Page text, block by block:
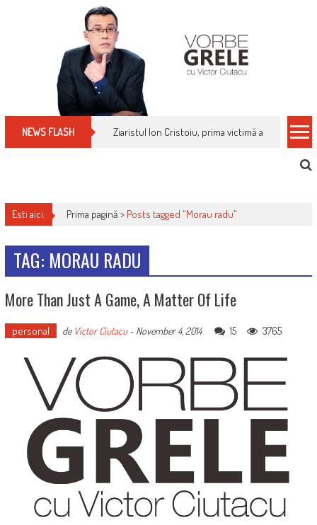
NEWS FLASH Ziaristul Ion Cristoiu, prima victimă a noi
Esti aici: Prima pagină > Posts tagged "Morau radu"
TAG: MORAU RADU
More Than Just A Game, A Matter Of Life
personal de Victor Ciutacu- November 4, 2014 15 3765